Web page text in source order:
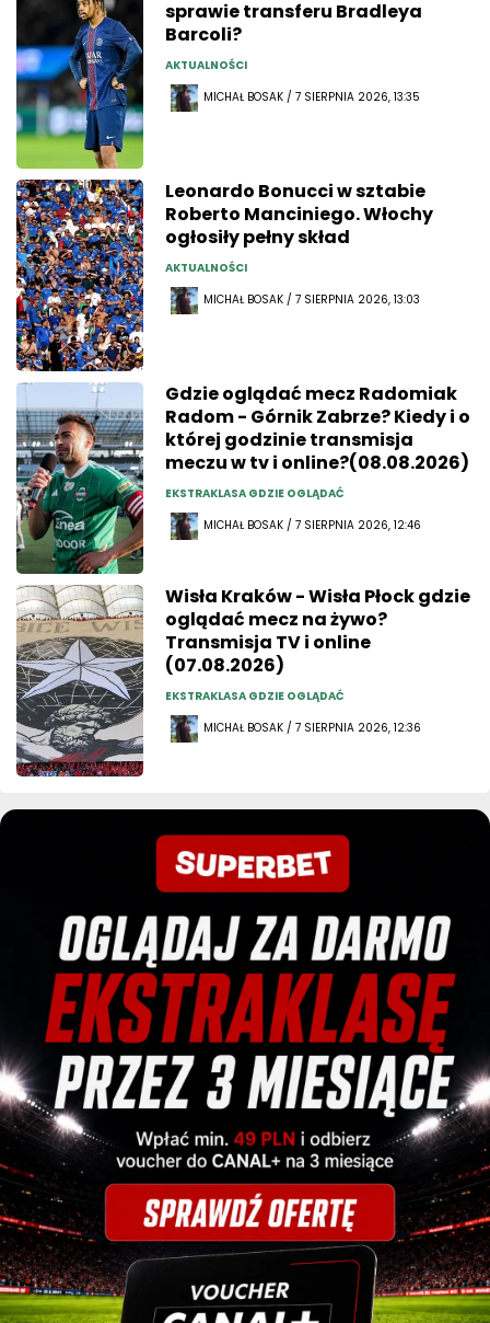
sprawie transferu Bradleya
Barcoli?
AKTUALNOŚCI
MICHAŁ BOSAK / 7 SIERPNIA 2026, 13:35
Leonardo Bonucci w sztabie
Roberto Manciniego. Włochy
ogłosiły pełny skład
AKTUALNOŚCI
MICHAŁ BOSAK / 7 SIERPNIA 2026, 13:03
Gdzie oglądać mecz Radomiak
Radom - Górnik Zabrze? Kiedy i o
której godzinie transmisja
meczu w tv i online?(08.08.2026)
EKSTRAKLASA GDZIE OGLĄDAĆ
MICHAŁ BOSAK / 7 SIERPNIA 2026, 12:46
Wisła Kraków - Wisła Płock gdzie
oglądać mecz na żywo?
Transmisja TV i online
(07.08.2026)
EKSTRAKLASA GDZIE OGLĄDAĆ
MICHAŁ BOSAK / 7 SIERPNIA 2026, 12:36